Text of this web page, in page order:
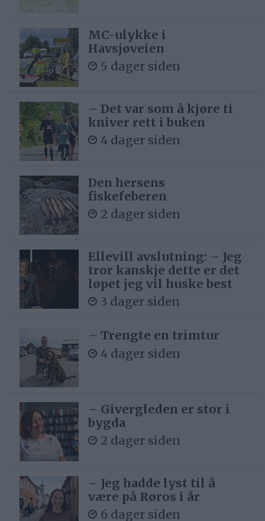
MC-ulykke i
Havsjøveien
5 dager siden
– Det var som å kjøre ti
kniver rett i buken
4 dager siden
Den hersens
fiskefeberen
2 dager siden
Ellevill avslutning: – Jeg
tror kanskje dette er det
løpet jeg vil huske best
3 dager siden
– Trengte en trimtur
4 dager siden
– Givergleden er stor i
bygda
2 dager siden
– Jeg hadde lyst til å
være på Røros i år
6 dager siden